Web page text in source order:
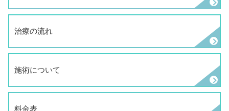
治療の流れ
施術について
料金表